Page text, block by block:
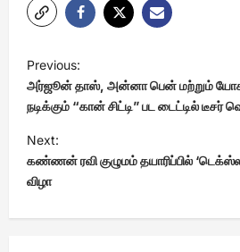
P
o
s
t
n
a
v
Previous:
அர்ஜூன் தாஸ், அன்னா பென் மற்றும்
நடிக்கும் “கான் சிட்டி” பட டைட்டில் டீசர்
Next:
கண்ணன் ரவி குழுமம் தயாரிப்பில்
விழா